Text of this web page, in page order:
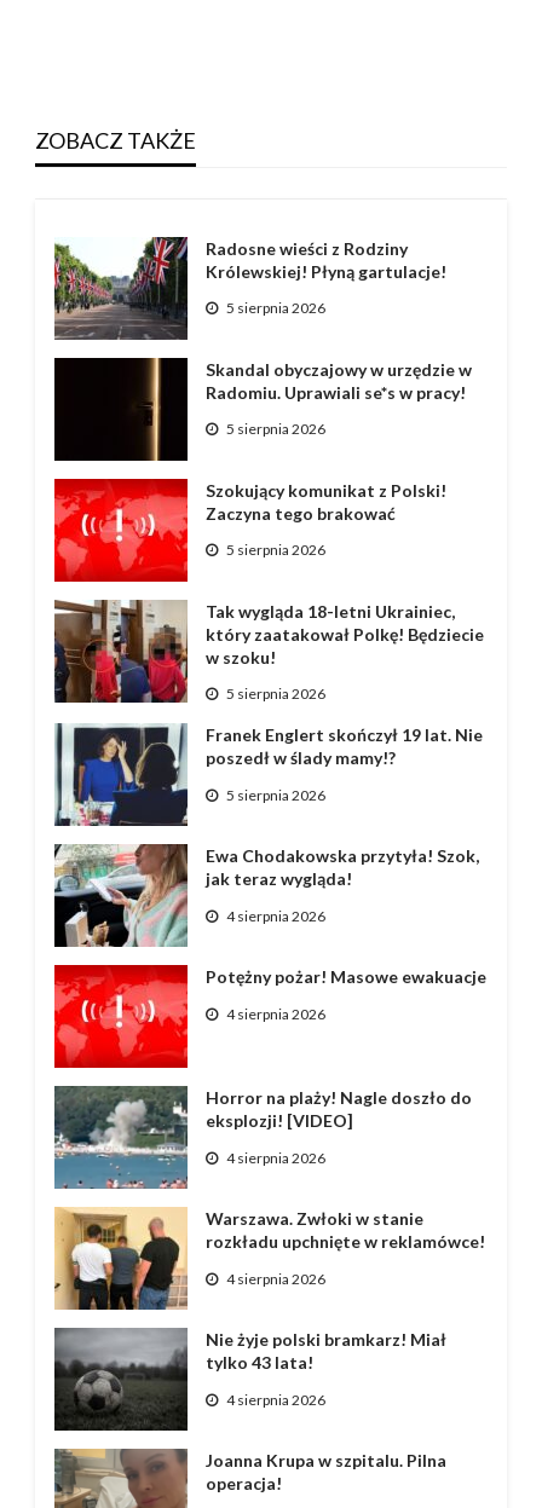
ZOBACZ TAKŻE
Radosne wieści z Rodziny
Królewskiej! Płyną gartulacje!
5 sierpnia 2026
Skandal obyczajowy w urzędzie w
Radomiu. Uprawiali se*s w pracy!
5 sierpnia 2026
Szokujący komunikat z Polski!
Zaczyna tego brakować
5 sierpnia 2026
Tak wygląda 18-letni Ukrainiec,
który zaatakował Polkę! Będziecie
w szoku!
5 sierpnia 2026
Franek Englert skończył 19 lat. Nie
poszedł w ślady mamy!?
5 sierpnia 2026
Ewa Chodakowska przytyła! Szok,
jak teraz wygląda!
4 sierpnia 2026
Potężny pożar! Masowe ewakuacje
4 sierpnia 2026
Horror na plaży! Nagle doszło do
eksplozji! [VIDEO]
4 sierpnia 2026
Warszawa. Zwłoki w stanie
rozkładu upchnięte w reklamówce!
4 sierpnia 2026
Nie żyje polski bramkarz! Miał
tylko 43 lata!
4 sierpnia 2026
Joanna Krupa w szpitalu. Pilna
operacja!